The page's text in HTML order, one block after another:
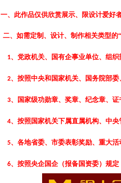
一、此作品仅供欣赏展示、限设计爱好
二、如需定制、设计、制作相关类型
1、党政机关、国有企事业单位、组
2、按照中央和国家机关、国务院部
3、国家级功勋章、奖章、纪念章、
4、按照国家机关下属直属机构、中
5、各地省委、市委表彰奖励、重大
6、按照央企国企（报备国资委）规